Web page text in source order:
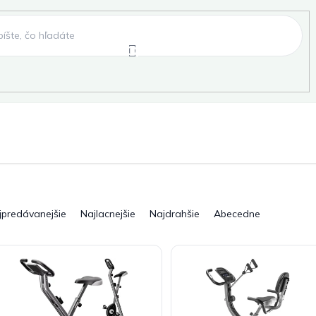
Záhradné grily a ohniská
Pre deti Novinky
Najlacnejšie Najdrahšie Abecedne